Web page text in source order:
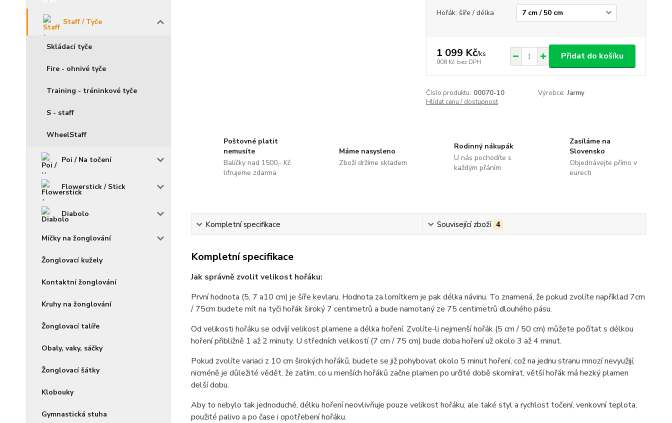
Staff / Tyče
Skládací tyče
Fire - ohnivé tyče
Training - tréninkové tyče
S - staff
WheelStaff
Poi / Na točení
Flowerstick / Stick
Diabolo
Míčky na žonglování
Žonglovací kužely
Kontaktní žonglování
Kruhy na žonglování
Žonglovací talíře
Obaly, vaky, sáčky
Žonglovací šátky
Klobouky
Gymnastická stuha
Hořák: šíře / délka
1 099 Kč/ks
908 Kč bez DPH
Přidat do košíku
Číslo produktu: 00070-10 Výrobce: Jarmy
Hlídat cenu / dostupnost
Poštovné platit
nemusíte
Balíčky nad 1500,- Kč
lifrujeme zdarma
Máme nasysleno
Zboží držíme skladem
Rodinný nákupák
U nás pochodíte s
každým přáním
Zasíláme na
Slovensko
Objednávejte přímo v
eurech
Kompletní specifikace Související zboží 4
Kompletní specifikace
Jak správně zvolit velikost hořáku:
První hodnota (5, 7 a10 cm) je šíře kevlaru. Hodnota za lomítkem je pak délka návinu. To znamená, že pokud zvolíte například 7cm
/ 75cm budete mít na tyči hořák široký 7 centimetrů a bude namotaný ze 75 centimetrů dlouhého pásu.
Od velikosti hořáku se odvíjí velikost plamene a délka hoření. Zvolíte-li nejmenší hořák (5 cm / 50 cm) můžete počítat s délkou
hoření přibližně 1 až 2 minuty. U středních velikostí (7 cm / 75 cm) bude doba hoření už okolo 3 až 4 minut.
Pokud zvolíte variaci z 10 cm širokých hořáků, budete se již pohybovat okolo 5 minut hoření, což na jednu stranu mnozí nevyužijí,
nicméně je důležité vědět, že zatím, co u menších hořáků začne plamen po určité době skomírat, větší hořák má hezký plamen
delší dobu.
Aby to nebylo tak jednoduché, délku hoření neovlivňuje pouze velikost hořáku, ale také styl a rychlost točení, venkovní teplota,
použité palivo a po čase i opotřebení hořáku.